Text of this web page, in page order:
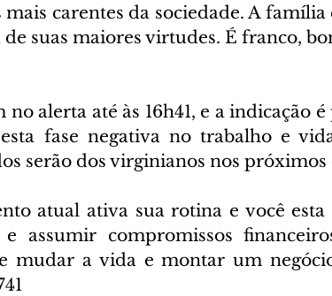
mais carentes da sociedade. A
suas maiores virtudes. É franco,
no alerta até às 16h41, e a indicação
fase negativa no trabalho e
serão dos virginianos nos próximos
atual ativa sua rotina e você
assumir compromissos
mudar a vida e montar um